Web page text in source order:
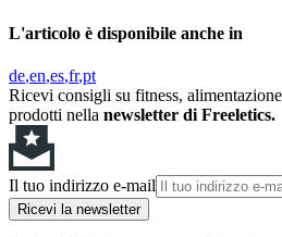
L'articolo è disponibile anche in
de en es fr pt
Ricevi consigli su fitness,
prodotti nella newsletter di Freeletics.
Il tuo indirizzo e-mail
Ricevi la newsletter